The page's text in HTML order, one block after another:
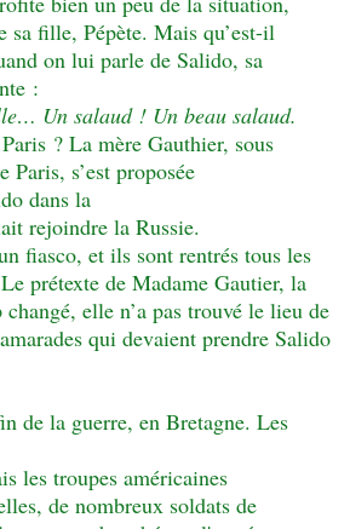
sa fille, Pépète. Mais qu’est-il
on lui parle de Salido, sa
:
Un salaud ! Un beau salaud.
? La mère Gauthier, sous
Paris, s’est proposée
dans la
rejoindre la Russie.
fiasco, et ils sont rentrés tous les
prétexte de Madame Gautier, la
elle n’a pas trouvé le lieu de
qui devaient prendre Salido
de la guerre, en Bretagne. Les
les troupes américaines
de nombreux soldats de